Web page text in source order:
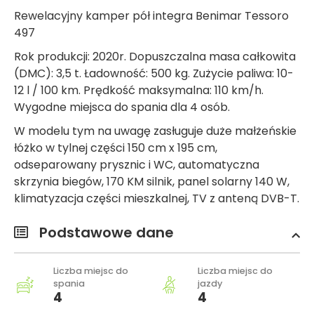
Rewelacyjny kamper pół integra Benimar Tessoro
497
Rok produkcji: 2020r. Dopuszczalna masa całkowita
(DMC): 3,5 t. Ładowność: 500 kg. Zużycie paliwa: 10-
12 l / 100 km. Prędkość maksymalna: 110 km/h.
Wygodne miejsca do spania dla 4 osób.
W modelu tym na uwagę zasługuje duże małżeńskie
łóżko w tylnej części 150 cm x 195 cm,
odseparowany prysznic i WC, automatyczna
skrzynia biegów, 170 KM silnik, panel solarny 140 W,
klimatyzacja części mieszkalnej, TV z anteną DVB-T.
Podstawowe dane
Liczba miejsc do
spania
4
Liczba miejsc do
jazdy
4